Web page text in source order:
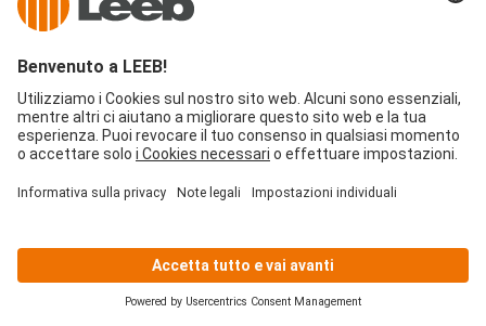
Trova un partner di vendita
State pianificando un progetto o avete domande su
di noi e sulle nostre soluzioni? Scriveteci: saremo